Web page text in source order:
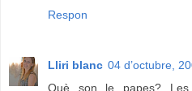
Respon
Lliri blanc 04 d’octubre,
Què son le papes? Les